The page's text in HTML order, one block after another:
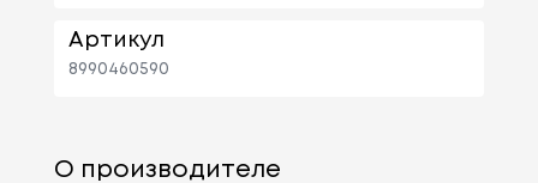
Артикул
8990460590
О производителе